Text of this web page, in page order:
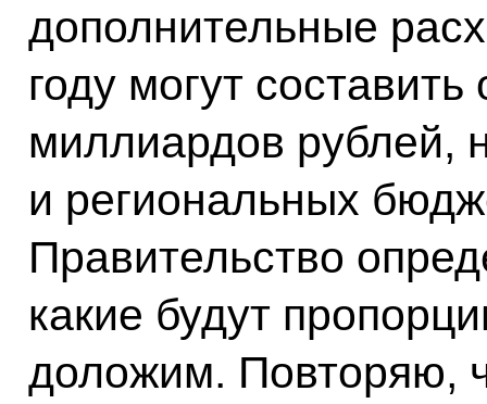
дополнительные
году могут
миллиардов рублей,
и региональных
Правительство
какие будут
доложим. Повторяю,